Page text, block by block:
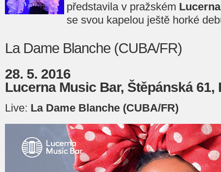
představila v pražském
se svou kapelou ještě horké
La Dame Blanche (CUBA/FR)
28. 5. 2016
Lucerna Music Bar, Štěpánská 61,
Live: La Dame Blanche (CUBA/FR)